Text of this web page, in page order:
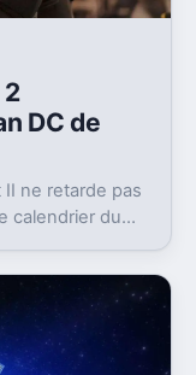
2
DC de
ne retarde pas
calendrier du